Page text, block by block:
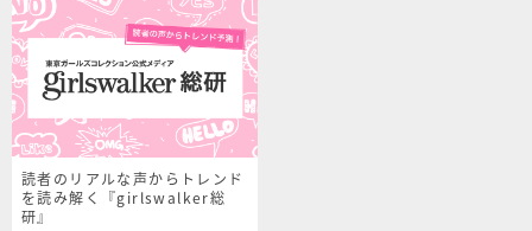
読者のリアルな声からトレンド
を読み解く『girlswalker総
研』